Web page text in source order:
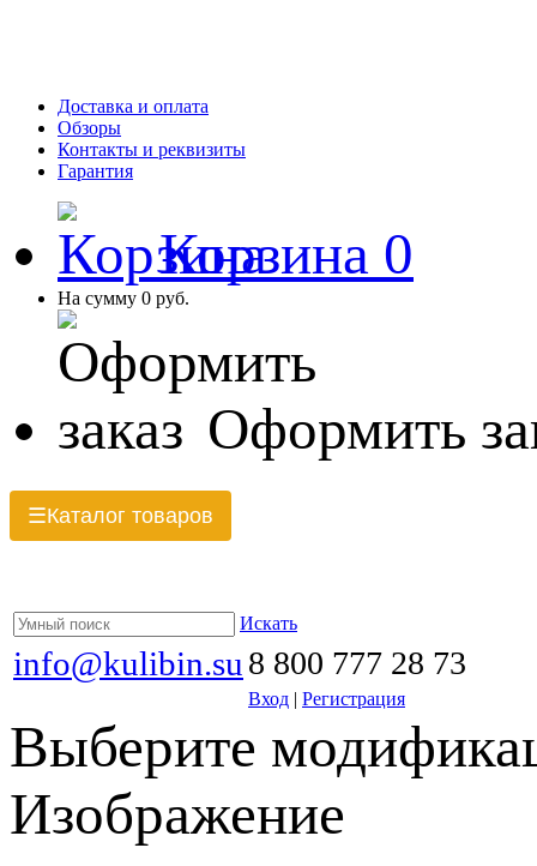
Доставка и оплата
Обзоры
Контакты и реквизиты
Гарантия
Корзина 0
На сумму 0 руб.
Оформить
☰Каталог товаров
Искать
info@kulibin.su 8 800 777 28 73
Вход | Регистрация
Выберите
Изображение